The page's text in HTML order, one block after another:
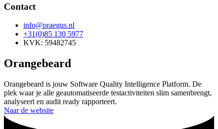
Contact
info@praegus.nl
+31(0)85 130 5977
KVK: 59482745
Orangebeard
Orangebeard is jouw Software Quality Intelligence Platform. De
plek waar je alle geautomatiseerde testactiviteiten slim samenbrengt,
analyseert en audit ready rapporteert.
Naar de website